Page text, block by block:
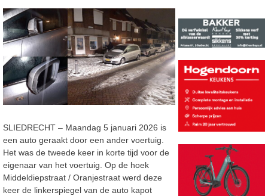
SLIEDRECHT – Maandag 5 januari 2026 is
een auto geraakt door een ander voertuig.
Het was de tweede keer in korte tijd voor de
eigenaar van het voertuig. Op de hoek
Middeldiepstraat / Oranjestraat werd deze
keer de linkerspiegel van de auto kapot